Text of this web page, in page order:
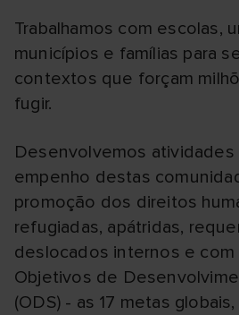
Trabalhamos com escolas,
municípios e famílias para
contextos que forçam
fugir.
Desenvolvemos
empenho destas
promoção dos direitos
refugiadas, apátridas,
deslocados internos e com
Objetivos de
(ODS) - as 17 metas